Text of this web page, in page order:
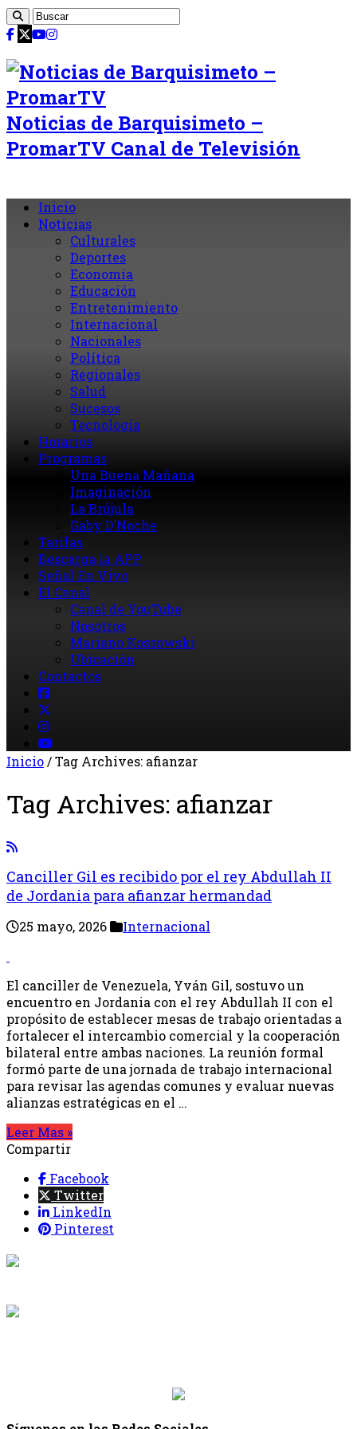
Noticias de Barquisimeto –
PromarTV Canal de Televisión
Inicio
Noticias
Culturales
Deportes
Economia
Educación
Entretenimiento
Internacional
Nacionales
Política
Regionales
Salud
Sucesos
Tecnología
Horarios
Programas
Una Buena Mañana
Imaginación
La Brújula
Gaby D’Noche
Tarifas
Descarga la APP
Señal En Vivo
El Canal
Canal de YouTube
Nosotros
Mariano Kossowski
Ubicación
Contactos
Inicio/Tag Archives: afianzar
Tag Archives: afianzar
Canciller Gil es recibido por el rey Abdullah II
de Jordania para afianzar hermandad
25 mayo, 2026 Internacional
El canciller de Venezuela, Yván Gil, sostuvo un
encuentro en Jordania con el rey Abdullah II con el
propósito de establecer mesas de trabajo orientadas a
fortalecer el intercambio comercial y la cooperación
bilateral entre ambas naciones. La reunión formal
formó parte de una jornada de trabajo internacional
para revisar las agendas comunes y evaluar nuevas
alianzas estratégicas en el …
Leer Mas »
Compartir
Facebook
Twitter
LinkedIn
Pinterest